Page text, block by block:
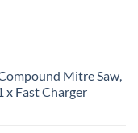
Mitre Saw,
x Fast Charger